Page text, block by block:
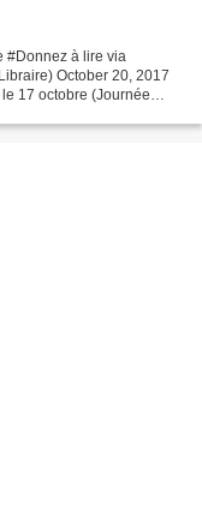
#Donnez à lire via
October 20, 2017
17 octobre (Journée